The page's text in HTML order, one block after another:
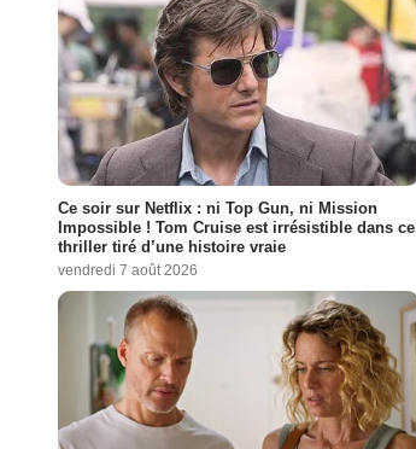
Ce soir sur Netflix : ni Top Gun, ni Mission
Impossible ! Tom Cruise est irrésistible dans ce
thriller tiré d’une histoire vraie
vendredi 7 août 2026